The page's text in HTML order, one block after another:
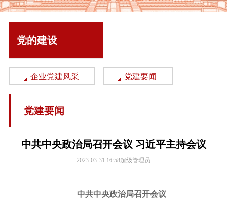
党的建设
企业党建风采 党建要闻
党建要闻
中共中央政治局召开会议 习近平主持会议
2023-03-31 16:58超级管理员
中共中央政治局召开会议